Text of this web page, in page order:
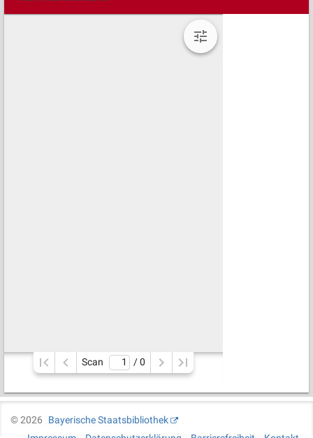
Scan / 0
©2026
Bayerische Staatsbibliothek